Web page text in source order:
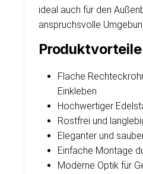
ideal auch für den
anspruchsvolle
Produktvorteile
Flache
Einkleben
Hochwertiger
Rostfrei und
Eleganter und
Einfache Montage
Moderne Optik für